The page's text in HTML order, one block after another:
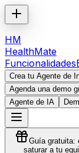
HM
HealthMate
Funcionalidades
Crea tu Agente de
Agenda una demo
Agente de IA
Guía gratuita:
saturar a tu